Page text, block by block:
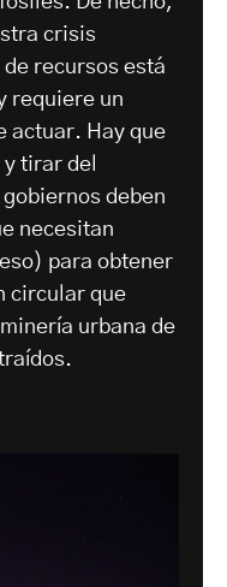
crisis
recursos está
requiere un
actuar. Hay que
tirar del
deben
necesitan
para obtener
circular que
urbana de